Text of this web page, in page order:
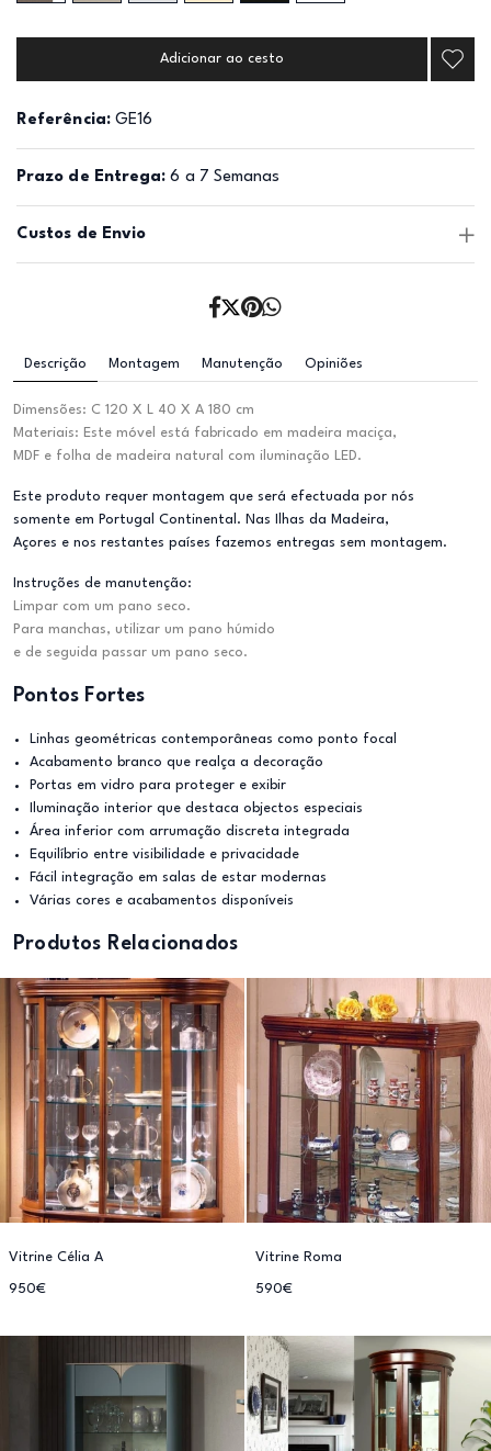
Adicionar ao cesto
Referência: GE16
Prazo de Entrega: 6 a 7 Semanas
Custos de Envio
Descrição Montagem Manutenção Opiniões
Dimensões: C 120 X L 40 X A 180 cm
Materiais: Este móvel está fabricado em madeira maciça,
MDF e folha de madeira natural com iluminação LED.
Este produto requer montagem que será efectuada por nós
somente em Portugal Continental. Nas Ilhas da Madeira,
Açores e nos restantes países fazemos entregas sem montagem.
Instruções de manutenção:
Limpar com um pano seco.
Para manchas, utilizar um pano húmido
e de seguida passar um pano seco.
Pontos Fortes
Linhas geométricas contemporâneas como ponto focal
Acabamento branco que realça a decoração
Portas em vidro para proteger e exibir
Iluminação interior que destaca objectos especiais
Área inferior com arrumação discreta integrada
Equilíbrio entre visibilidade e privacidade
Fácil integração em salas de estar modernas
Várias cores e acabamentos disponíveis
Produtos Relacionados
Vitrine Célia A
950€
Vitrine Roma
590€